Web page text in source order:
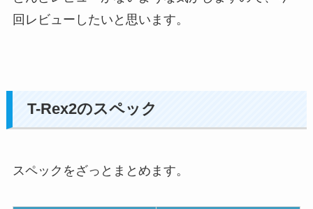
回レビューしたいと思います。
T-Rex2のスペック
スペックをざっとまとめます。